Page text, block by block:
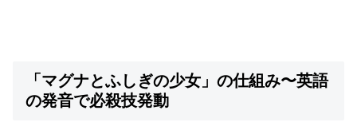
「マグナとふしぎの少女」の仕組み〜英語
の発音で必殺技発動